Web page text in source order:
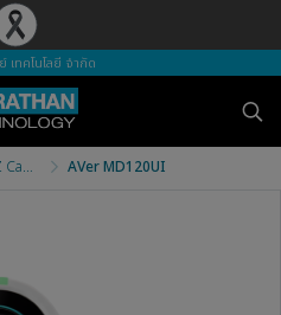
เทคโนโลยี จำกัด
AVer MD120UI